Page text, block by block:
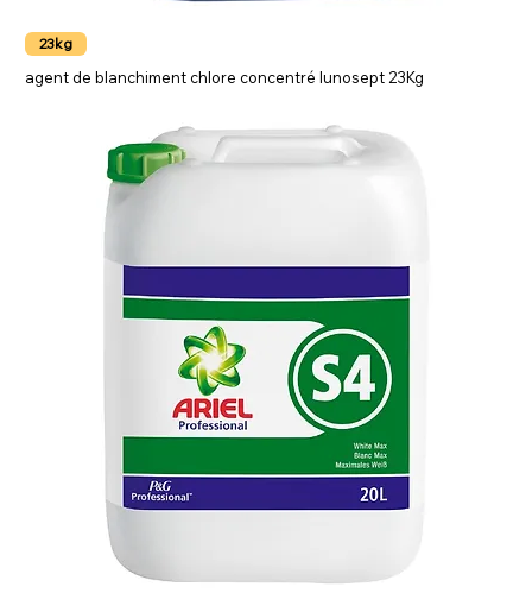
23kg
agent de blanchiment chlore concentré lunosept 23Kg